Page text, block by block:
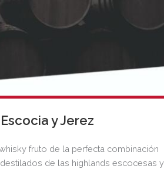
y Jerez
fruto de la perfecta combinación
de las highlands escocesas y